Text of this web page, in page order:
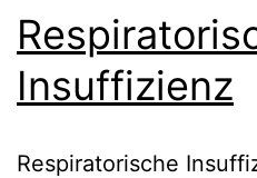
Insuffizienz
Respiratorische